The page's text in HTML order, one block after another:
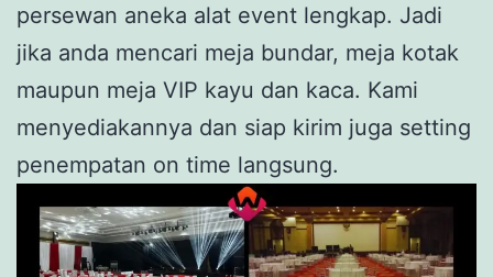
persewan aneka alat event lengkap. Jadi
jika anda mencari meja bundar, meja kotak
maupun meja VIP kayu dan kaca. Kami
menyediakannya dan siap kirim juga setting
penempatan on time langsung.